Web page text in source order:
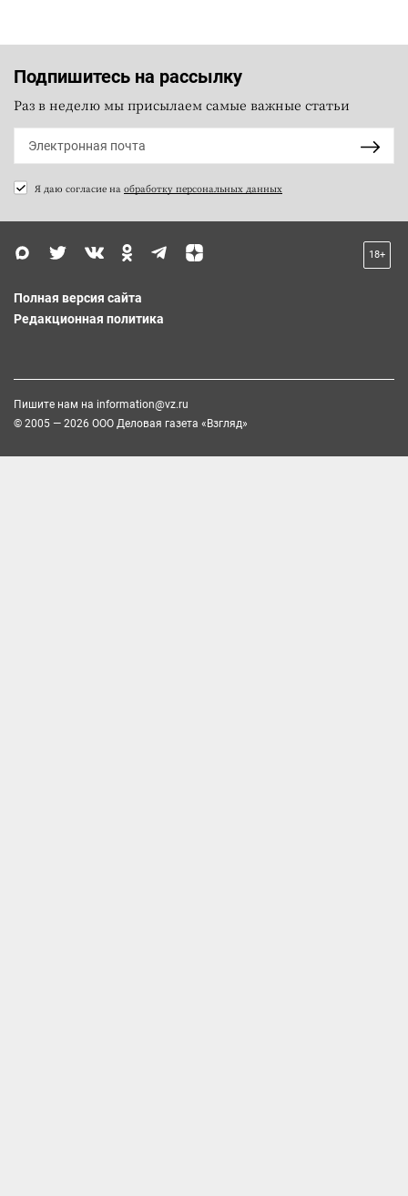
Подпишитесь на рассылку
Раз в неделю мы присылаем самые важные статьи
Я даю согласие на обработку персональных данных
18+
Полная версия сайта
Редакционная политика
Пишите нам на information@vz.ru
© 2005 — 2026 ООО Деловая газета «Взгляд»